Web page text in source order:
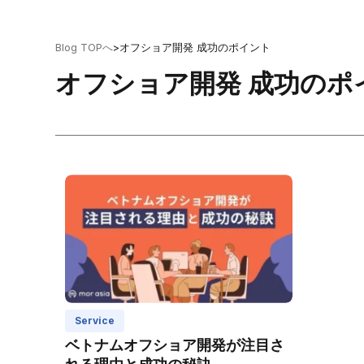
Blog TOPへ>オフショア開発 成功のポイント
オフショア開発 成功のポ
Service
ベトナムオフショア開発が注目さ